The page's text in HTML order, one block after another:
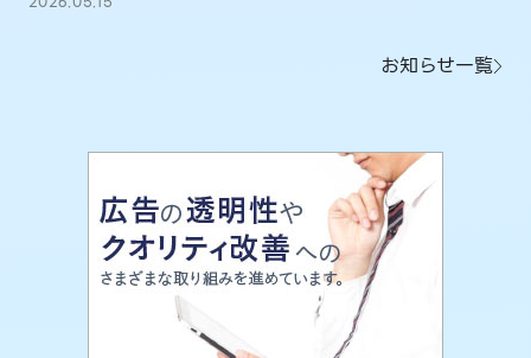
お知らせ一覧